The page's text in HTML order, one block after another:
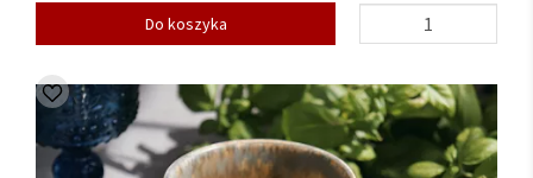
Do koszyka